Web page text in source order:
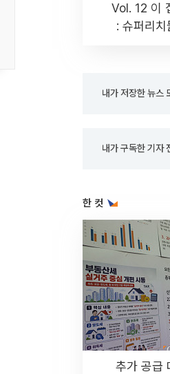
Vol. 12 이
: 슈퍼리
내가 저장한 뉴스
내가 구독한 기자
한 컷
추가 공급